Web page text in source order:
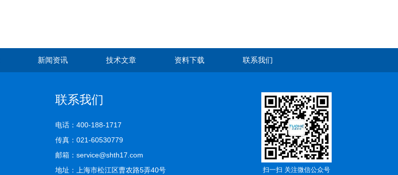
新闻资讯 技术文章 资料下载 联系我们
联系我们
电话：400-188-1717
传真：021-60530779
邮箱：service@shth17.com
地址：上海市松江区曹农路5弄40号
扫一扫 关注微信公众号